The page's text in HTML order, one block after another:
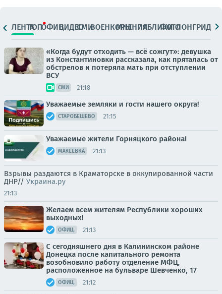
ЛЕНТАТОПОФИЦ.ВИДЕОСМИВОЕНКОРЫМНЕНИЯПАБЛИКИ
ФОТОЛОНГРИДЫ
«Когда будут отходить — всё сожгут»: девушка
из Константиновки рассказала, как пряталась от
обстрелов и потеряла мать при отступлении
ВСУ
СМИ 21:18
Уважаемые земляки и гости нашего округа!
СТАРОБЕШЕВО 21:15
Уважаемые жители Горняцкого района!
МАКЕЕВКА 21:13
Взрывы раздаются в Краматорске в оккупированной части
ДНР// Украина.ру
21:13
Желаем всем жителям Республики хороших
выходных!
ОФИЦ. 21:13
С сегодняшнего дня в Калининском районе
Донецка после капитального ремонта
возобновило работу отделение МФЦ,
расположенное на бульваре Шевченко, 17
ОФИЦ. 21:12